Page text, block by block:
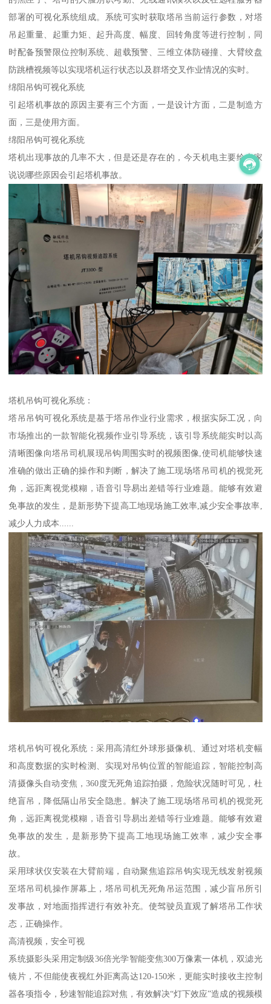
部署的可视化系统组成。系统可实时获取塔吊当前运行参数，对塔
吊起重量、起重力矩、起升高度、幅度、回转角度等进行控制，同
时配备预警限位控制系统、超载预警、三维立体防碰撞、大臂绞盘
防跳槽视频等以实现塔机运行状态以及群塔交叉作业情况的实时。
绵阳吊钩可视化系统
引起塔机事故的原因主要有三个方面，一是设计方面，二是制造方
面，三是使用方面。
绵阳吊钩可视化系统
塔机出现事故的几率不大，但是还是存在的，今天机电主要给大家
说说哪些原因会引起塔机事故。
塔机吊钩可视化系统：
塔吊吊钩可视化系统是基于塔吊作业行业需求，根据实际工况，向
市场推出的一款智能化视频作业引导系统，该引导系统能实时以高
清晰图像向塔吊司机展现吊钩周围实时的视频图像,使司机能够快速
准确的做出正确的操作和判断，解决了施工现场塔吊司机的视觉死
角，远距离视觉模糊，语音引导易出差错等行业难题。能够有效避
免事故的发生，是新形势下提高工地现场施工效率,减少安全事故率,
减少人力成本......
塔机吊钩可视化系统：采用高清红外球形摄像机、通过对塔机变幅
和高度数据的实时检测、实现对吊钩位置的智能追踪，智能控制高
清摄像头自动变焦，360度无死角追踪拍摄，危险状况随时可见，杜
绝盲吊，降低隔山吊安全隐患。解决了施工现场塔吊司机的视觉死
角，远距离视觉模糊，语音引导易出差错等行业难题。能够有效避
免事故的发生，是新形势下提高工地现场施工效率，减少安全事
故。
采用球状仪安装在大臂前端，自动聚焦追踪吊钩实现无线发射视频
至塔吊司机操作屏幕上，塔吊司机无死角吊运范围，减少盲吊所引
发事故，对地面指挥进行有效补充。使驾驶员直观了解塔吊工作状
态，正确操作。
高清视频，安全可视
系统摄影头采用定制级36倍光学智能变焦300万像素一体机，双滤光
镜片，不但能使夜视红外距离高达120-150米，更能实时接收主控制
器各项指令，秒速智能追踪对焦，有效解决“灯下效应”造成的视频模